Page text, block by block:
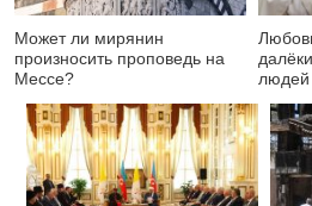
Может ли мирянин
произносить проповедь на
Мессе?